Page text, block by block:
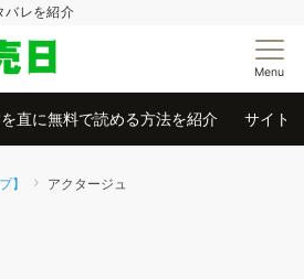
バレを紹介
Menu
直に無料で読める方法を紹介 サイト
】 アクタージュ